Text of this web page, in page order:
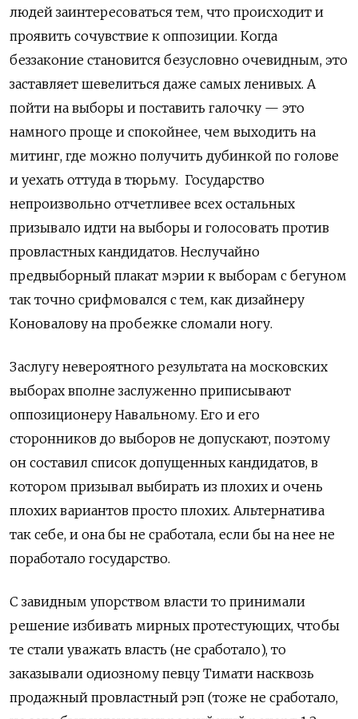
людей заинтересоваться тем, что происходит и
проявить сочувствие к оппозиции. Когда
беззаконие становится безусловно очевидным, это
заставляет шевелиться даже самых ленивых. А
пойти на выборы и поставить галочку — это
намного проще и спокойнее, чем выходить на
митинг, где можно получить дубинкой по голове
и уехать оттуда в тюрьму. Государство
непроизвольно отчетливее всех остальных
призывало идти на выборы и голосовать против
провластных кандидатов. Неслучайно
предвыборный плакат мэрии к выборам с бегуном
так точно срифмовался с тем, как дизайнеру
Коновалову на пробежке сломали ногу.
Заслугу невероятного результата на московских
выборах вполне заслуженно приписывают
оппозиционеру Навальному. Его и его
сторонников до выборов не допускают, поэтому
он составил список допущенных кандидатов, в
котором призывал выбирать из плохих и очень
плохих вариантов просто плохих. Альтернатива
так себе, и она бы не сработала, если бы на нее не
поработало государство.
С завидным упорством власти то принимали
решение избивать мирных протестующих, чтобы
те стали уважать власть (не сработало), то
заказывали одиозному певцу Тимати насквозь
продажный провластный рэп (тоже не сработало,